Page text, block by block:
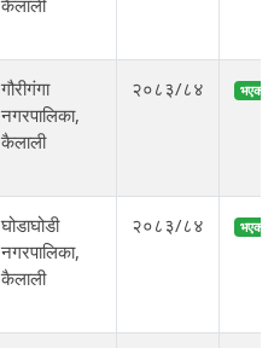
कैलाली
गौरीगंगा
नगरपालिका,
कैलाली
२०८३/८४ भएको
घोडाघोडी
नगरपालिका,
कैलाली
२०८३/८४ भएको